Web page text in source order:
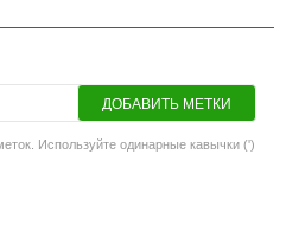
ДОБАВИТЬ МЕТКИ
Используйте одинарные кавычки (')